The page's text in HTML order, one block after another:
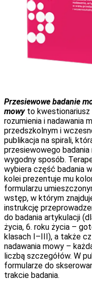
Przesiewowe badanie
mowyto kwestionariusz
rozumienia i nadawania
przedszkolnym i
publikacja na spirali,
przesiewowego
wygodny sposób.
wybiera część badania
kolei prezentuje mu
formularzu
wstęp, w którym
instrukcję
do badania artykulacji
życia, 6. roku życia –
klasach I–III), a także
nadawania mowy –
liczbą szczegółów. W
formularze do
trakcie badania.